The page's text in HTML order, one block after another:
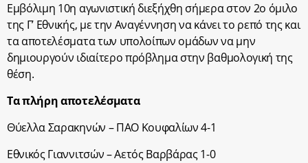
Εμβόλιμη 10η αγωνιστική διεξήχθη σήμερα στον 2ο όμιλο
της Γ’ Εθνικής, με την Αναγέννηση να κάνει το ρεπό της και
τα αποτελέσματα των υπολοίπων ομάδων να μην
δημιουργούν ιδιαίτερο πρόβλημα στην βαθμολογική της
θέση.
Τα πλήρη αποτελέσματα
Θύελλα Σαρακηνών – ΠΑΟ Κουφαλίων 4-1
Εθνικός Γιαννιτσών – Αετός Βαρβάρας 1-0